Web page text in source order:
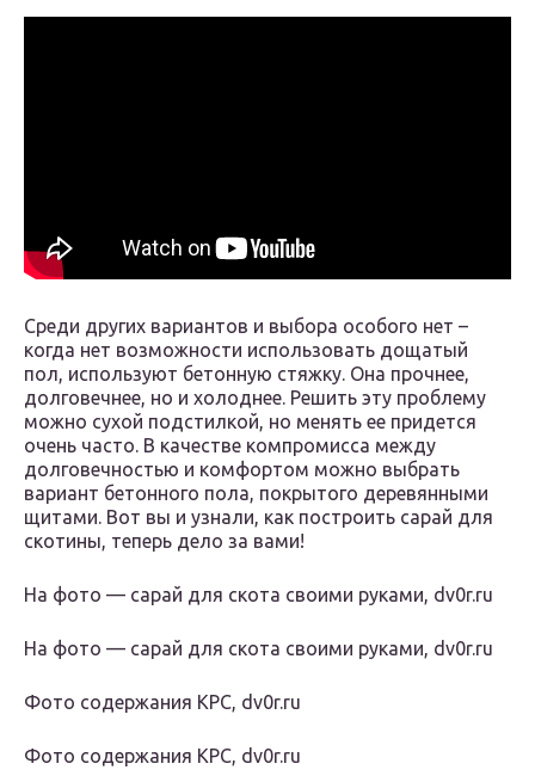
Среди других вариантов и выбора особого нет –
когда нет возможности использовать дощатый
пол, используют бетонную стяжку. Она прочнее,
долговечнее, но и холоднее. Решить эту проблему
можно сухой подстилкой, но менять ее придется
очень часто. В качестве компромисса между
долговечностью и комфортом можно выбрать
вариант бетонного пола, покрытого деревянными
щитами. Вот вы и узнали, как построить сарай для
скотины, теперь дело за вами!
На фото — сарай для скота своими руками, dv0r.ru
На фото — сарай для скота своими руками, dv0r.ru
Фото содержания КРС, dv0r.ru
Фото содержания КРС, dv0r.ru